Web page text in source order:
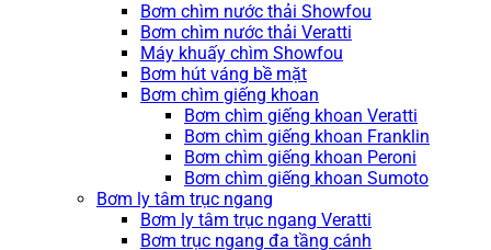
Bơm chìm nước thải Showfou
Bơm chìm nước thải Veratti
Máy khuấy chìm Showfou
Bơm hút váng bề mặt
Bơm chìm giếng khoan
Bơm chìm giếng khoan Veratti
Bơm chìm giếng khoan Franklin
Bơm chìm giếng khoan Peroni
Bơm chìm giếng khoan Sumoto
Bơm ly tâm trục ngang
Bơm ly tâm trục ngang Veratti
Bơm trục ngang đa tầng cánh